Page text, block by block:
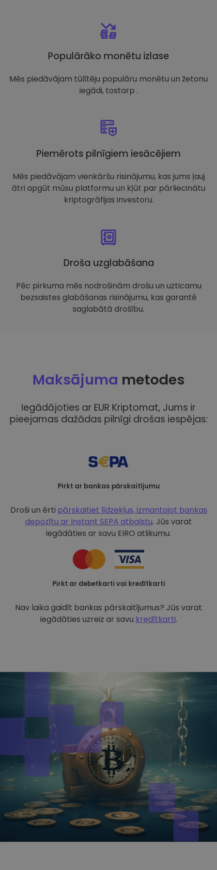
Populārāko monētu izlase
Mēs piedāvājam tūlītēju populāru monētu un žetonu
iegādi, tostarp .
Piemērots pilnīgiem iesācējiem
Mēs piedāvājam vienkāršu risinājumu, kas jums ļauj
ātri apgūt mūsu platformu un kļūt par pārliecinātu
kriptogrāfijas investoru.
Droša uzglabāšana
Pēc pirkuma mēs nodrošinām drošu un uzticamu
bezsaistes glabāšanas risinājumu, kas garantē
saglabātā drošību.
Maksājuma metodes
Iegādājoties ar EUR Kriptomat, Jums ir
pieejamas dažādas pilnīgi drošas iespējas:
Pirkt ar bankas pārskaitījumu
Droši un ērti pārskaitiet līdzekļus, izmantojot bankas
depozītu ar Instant SEPA atbalstu. Jūs varat
iegādāties ar savu EIRO atlikumu.
Pirkt ar debetkarti vai kredītkarti
Nav laika gaidīt bankas pārskaitījumus? Jūs varat
iegādāties uzreiz ar savu kredītkarti.